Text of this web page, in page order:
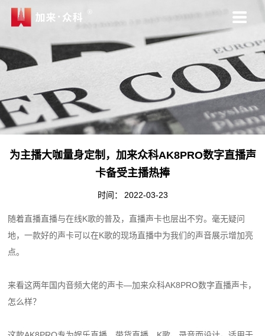
为主播大咖量身定制，加来众科AK8PRO数字直播声
卡备受主播热捧
时间： 2022-03-23
随着直播直播与在线K歌的普及，直播声卡也层出不穷。毫无疑问
地，一款好的声卡可以在K歌的现场直播中为我们的声音展示增加亮
点。
来看这两年国内音频大佬的声卡—加来众科AK8PRO数字直播声卡，
怎么样？